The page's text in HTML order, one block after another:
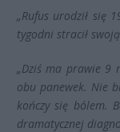
„Rufus urodził się
tygodni stracił
„Dziś ma prawie 9
obu panewek. Nie
kończy się bólem.
dramatycznej